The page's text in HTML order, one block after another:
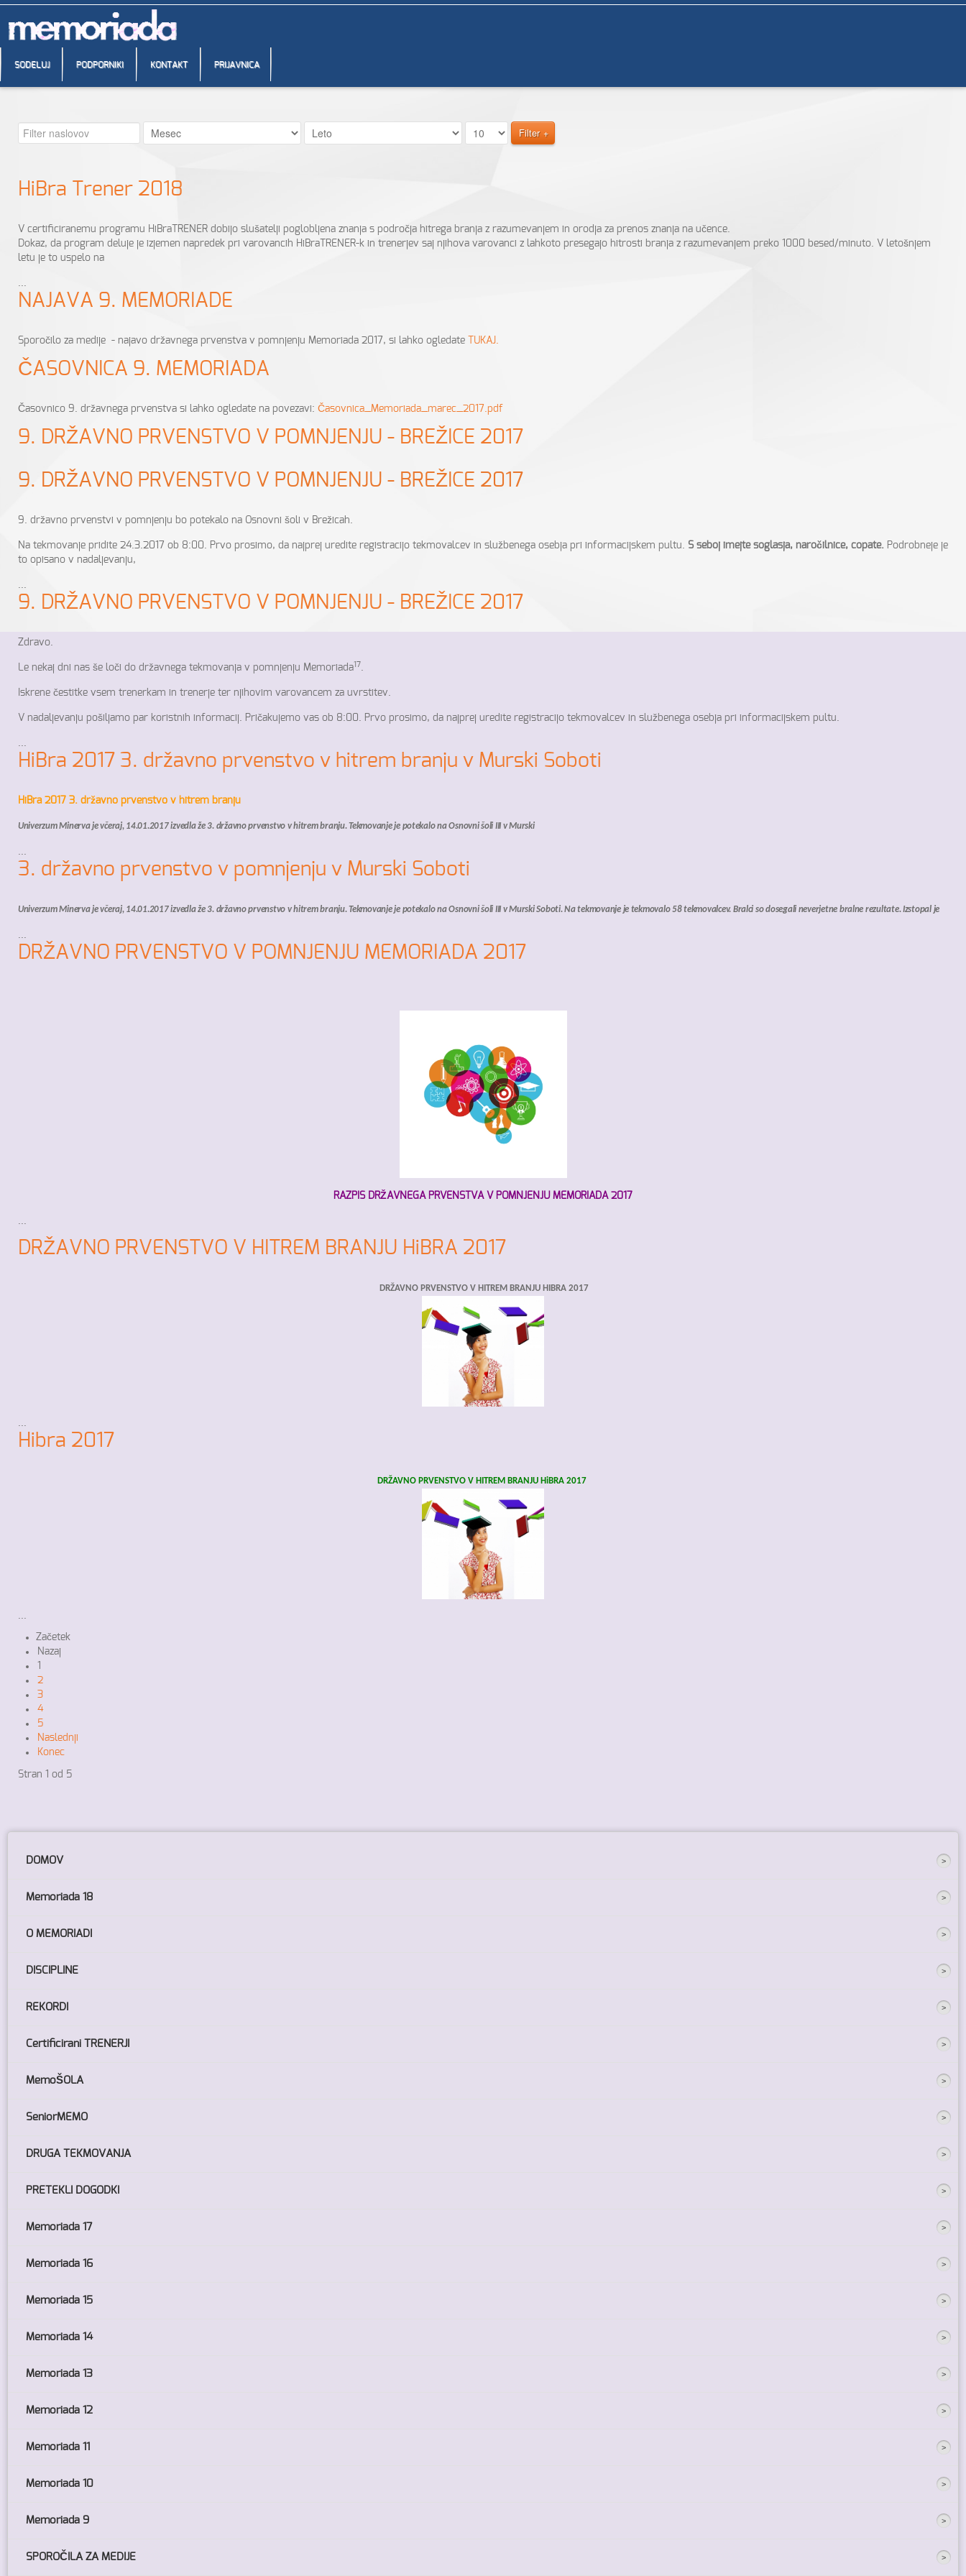
SODELUJ PODPORNIKI KONTAKT PRIJAVNICA
Filter
HiBra Trener 2018
V certificiranemu programu HiBraTRENER dobijo slušatelji poglobljena znanja s področja hitrega branja z razumevanjem in orodja za prenos znanja na učence.
Dokaz, da program deluje je izjemen napredek pri varovancih HiBraTRENER-k in trenerjev saj njihova varovanci z lahkoto presegajo hitrosti branja z razumevanjem preko 1000 besed/minuto. V letošnjem
letu je to uspelo na
...
NAJAVA 9. MEMORIADE
Sporočilo za medije - najavo državnega prvenstva v pomnjenju Memoriada 2017, si lahko ogledate TUKAJ.
ČASOVNICA 9. MEMORIADA
Časovnico 9. državnega prvenstva si lahko ogledate na povezavi: Časovnica_Memoriada_marec_2017.pdf
9. DRŽAVNO PRVENSTVO V POMNJENJU - BREŽICE 2017
9. DRŽAVNO PRVENSTVO V POMNJENJU - BREŽICE 2017
9. državno prvenstvi v pomnjenju bo potekalo na Osnovni šoli v Brežicah.
Na tekmovanje pridite 24.3.2017 ob 8:00. Prvo prosimo, da najprej uredite registracijo tekmovalcev in službenega osebja pri informacijskem pultu. S seboj imejte soglasja, naročilnice, copate. Podrobneje je
to opisano v nadaljevanju,
...
9. DRŽAVNO PRVENSTVO V POMNJENJU - BREŽICE 2017
Zdravo.
Le nekaj dni nas še loči do državnega tekmovanja v pomnjenju Memoriada17.
Iskrene čestitke vsem trenerkam in trenerje ter njihovim varovancem za uvrstitev.
V nadaljevanju pošiljamo par koristnih informacij. Pričakujemo vas ob 8:00. Prvo prosimo, da najprej uredite registracijo tekmovalcev in službenega osebja pri informacijskem pultu.
...
HiBra 2017 3. državno prvenstvo v hitrem branju v Murski Soboti
HiBra 2017 3. državno prvenstvo v hitrem branju
Univerzum Minerva je včeraj, 14.01.2017 izvedla že 3. državno prvenstvo v hitrem branju. Tekmovanje je potekalo na Osnovni šoli III v Murski
...
3. državno prvenstvo v pomnjenju v Murski Soboti
Univerzum Minerva je včeraj, 14.01.2017 izvedla že 3. državno prvenstvo v hitrem branju. Tekmovanje je potekalo na Osnovni šoli III v Murski Soboti. Na tekmovanje je tekmovalo 58 tekmovalcev. Bralci so dosegali neverjetne bralne rezultate. Izstopal je
...
DRŽAVNO PRVENSTVO V POMNJENJU MEMORIADA 2017
RAZPIS DRŽAVNEGA PRVENSTVA V POMNJENJU MEMORIADA 2017
...
DRŽAVNO PRVENSTVO V HITREM BRANJU HiBRA 2017
DRŽAVNO PRVENSTVO V HITREM BRANJU HIBRA 2017
...
Hibra 2017
DRŽAVNO PRVENSTVO V HITREM BRANJU HiBRA 2017
...
Začetek
Nazaj
1
2
3
4
5
Naslednji
Konec
Stran 1 od 5
DOMOV
Memoriada 18
O MEMORIADI
DISCIPLINE
REKORDI
Certificirani TRENERJI
MemoŠOLA
SeniorMEMO
DRUGA TEKMOVANJA
PRETEKLI DOGODKI
Memoriada 17
Memoriada 16
Memoriada 15
Memoriada 14
Memoriada 13
Memoriada 12
Memoriada 11
Memoriada 10
Memoriada 9
SPOROČILA ZA MEDIJE